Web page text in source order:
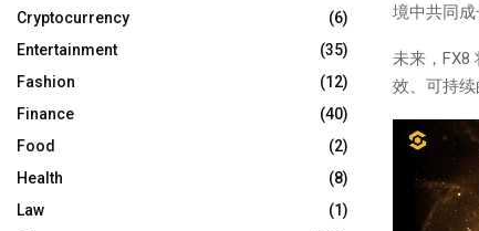
境中共同成
未来，FX8
效、可持续
Cryptocurrency
(6)
Entertainment
(35)
Fashion
(12)
Finance
(40)
Food
(2)
Health
(8)
Law
(1)